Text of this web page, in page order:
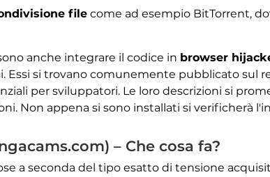
file come ad esempio BitTorrent,
anche integrare il codice in browser
Essi si trovano comunemente pubblicato sul
per sviluppatori. Le loro descrizioni si
Non appena si sono installati si verificherà
– Che cosa fa?
a seconda del tipo esatto di tensione